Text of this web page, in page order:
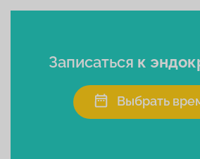
Записаться к
Выбрать